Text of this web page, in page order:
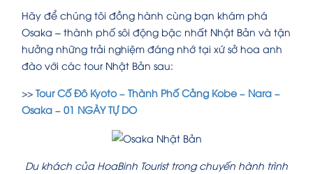
Hãy để chúng tôi đồng hành cùng bạn khám phá
Osaka – thành phố sôi động bậc nhất Nhật Bản và tận
hưởng những trải nghiệm đáng nhớ tại xứ sở hoa anh
đào với các tour Nhật Bản sau:
>> Tour Cố Đô Kyoto – Thành Phố Cảng Kobe – Nara –
Osaka – 01 NGÀY TỰ DO
Du khách của HoaBinh Tourist trong chuyến hành trình